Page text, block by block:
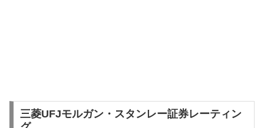
三菱UFJモルガン・スタンレー証券レーティン